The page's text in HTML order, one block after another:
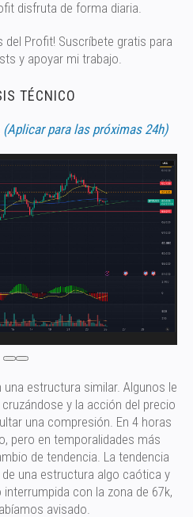
disfruta de forma diaria.
del Profit! Suscríbete gratis para
y apoyar mi trabajo.
TÉCNICO
(Aplicar para las próximas 24h)
estructura similar. Algunos le
cruzándose y la acción del precio
una compresión. En 4 horas
pero en temporalidades más
de tendencia. La tendencia
una estructura algo caótica y
con la zona de 67k,
avisado.